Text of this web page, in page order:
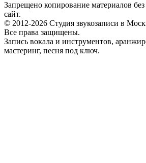
Запрещено копирование материалов
сайт.
© 2012-2026 Студия звукозаписи в
Все права защищены.
Запись вокала и инструментов,
мастеринг, песня под ключ.